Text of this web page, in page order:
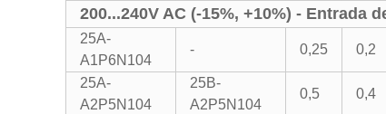
200...240V AC (-15%, +10%) - Entrada
25A-
A1P6N104
- 0,25 0,2
25A-
A2P5N104
25B-
A2P5N104
0,5 0,4